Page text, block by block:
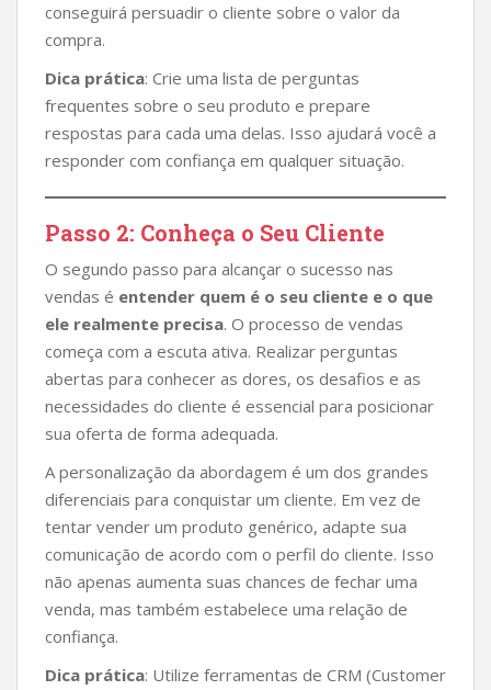
conseguirá persuadir o cliente sobre o valor da
compra.
Dica prática: Crie uma lista de perguntas
frequentes sobre o seu produto e prepare
respostas para cada uma delas. Isso ajudará você a
responder com confiança em qualquer situação.
Passo 2: Conheça o Seu Cliente
O segundo passo para alcançar o sucesso nas
vendas é entender quem é o seu cliente e o que
ele realmente precisa. O processo de vendas
começa com a escuta ativa. Realizar perguntas
abertas para conhecer as dores, os desafios e as
necessidades do cliente é essencial para posicionar
sua oferta de forma adequada.
A personalização da abordagem é um dos grandes
diferenciais para conquistar um cliente. Em vez de
tentar vender um produto genérico, adapte sua
comunicação de acordo com o perfil do cliente. Isso
não apenas aumenta suas chances de fechar uma
venda, mas também estabelece uma relação de
confiança.
Dica prática: Utilize ferramentas de CRM (Customer